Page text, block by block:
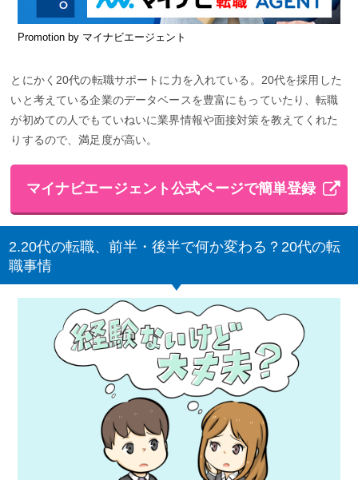
Promotion by マイナビエージェント
とにかく20代の転職サポートに力を入れている。20代を採用した
いと考えている企業のデータベースを豊富にもっていたり、転職
が初めての人でもていねいに業界情報や面接対策を教えてくれた
りするので、満足度が高い。
マイナビエージェント公式ページで簡単登録
2.20代の転職、前半・後半で何か変わる？20代の転
職事情